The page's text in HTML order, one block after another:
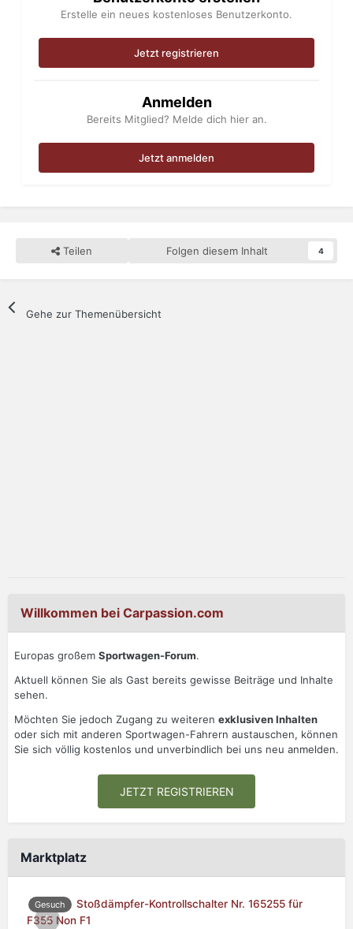
Erstelle ein neues kostenloses Benutzerkonto.
Jetzt registrieren
Anmelden
Bereits Mitglied? Melde dich hier an.
Jetzt anmelden
Teilen Folgen diesem Inhalt 4
Gehe zur Themenübersicht
Willkommen bei Carpassion.com
Europas großem Sportwagen-Forum.
Aktuell können Sie als Gast bereits gewisse Beiträge und Inhalte
sehen.
Möchten Sie jedoch Zugang zu weiteren exklusiven Inhalten
oder sich mit anderen Sportwagen-Fahrern austauschen, können
Sie sich völlig kostenlos und unverbindlich bei uns neu anmelden.
JETZT REGISTRIEREN
Marktplatz
0
Gesuch
Stoßdämpfer-Kontrollschalter Nr. 165255 für
F355 Non F1